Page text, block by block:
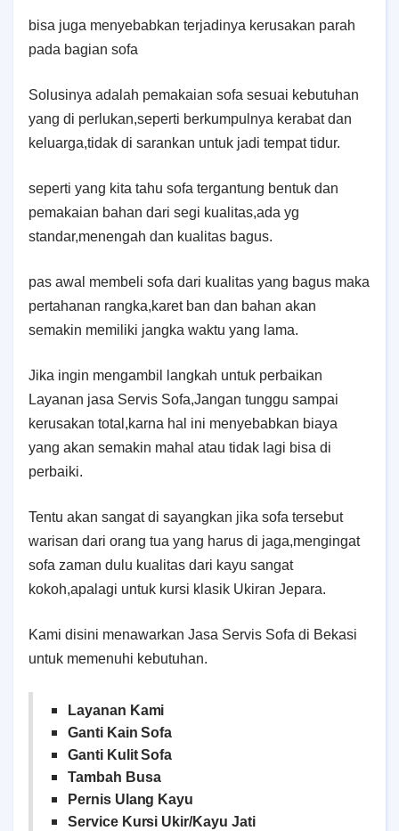
bisa juga menyebabkan terjadinya kerusakan parah
pada bagian sofa
Solusinya adalah pemakaian sofa sesuai kebutuhan
yang di perlukan,seperti berkumpulnya kerabat dan
keluarga,tidak di sarankan untuk jadi tempat tidur.
seperti yang kita tahu sofa tergantung bentuk dan
pemakaian bahan dari segi kualitas,ada yg
standar,menengah dan kualitas bagus.
pas awal membeli sofa dari kualitas yang bagus maka
pertahanan rangka,karet ban dan bahan akan
semakin memiliki jangka waktu yang lama.
Jika ingin mengambil langkah untuk perbaikan
Layanan jasa Servis Sofa,Jangan tunggu sampai
kerusakan total,karna hal ini menyebabkan biaya
yang akan semakin mahal atau tidak lagi bisa di
perbaiki.
Tentu akan sangat di sayangkan jika sofa tersebut
warisan dari orang tua yang harus di jaga,mengingat
sofa zaman dulu kualitas dari kayu sangat
kokoh,apalagi untuk kursi klasik Ukiran Jepara.
Kami disini menawarkan Jasa Servis Sofa di Bekasi
untuk memenuhi kebutuhan.
Layanan Kami
Ganti Kain Sofa
Ganti Kulit Sofa
Tambah Busa
Pernis Ulang Kayu
Service Kursi Ukir/Kayu Jati